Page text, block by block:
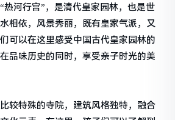
热河行宫”，是清代皇家园林，也是世
相依，风景秀丽，既有皇家气派，又
可以在这里感受中国古代皇家园林的
品味历史的同时，享受亲子时光的美
较特殊的寺院，建筑风格独特，融合